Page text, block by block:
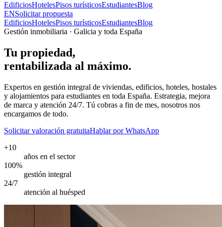
EdificiosHotelesPisos turísticosEstudiantesBlog
ENSolicitar propuesta
EdificiosHotelesPisos turísticosEstudiantesBlog
Gestión inmobiliaria · Galicia y toda España
Tu propiedad,
rentabilizada al máximo.
Expertos en gestión integral de viviendas, edificios, hoteles, hostales
y alojamientos para estudiantes en toda España. Estrategia, mejora
de marca y atención 24/7. Tú cobras a fin de mes, nosotros nos
encargamos de todo.
Solicitar valoración gratuitaHablar por WhatsApp
+10
años en el sector
100%
gestión integral
24/7
atención al huésped